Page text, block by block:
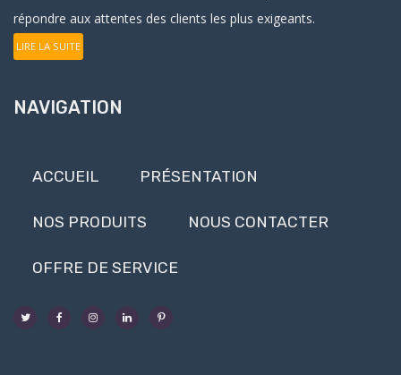
répondre aux attentes des clients les plus exigeants.
LIRE LA SUITE
NAVIGATION
ACCUEIL PRÉSENTATION
NOS PRODUITS NOUS CONTACTER
OFFRE DE SERVICE